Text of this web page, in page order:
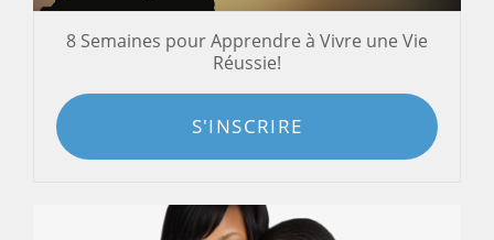
8 Semaines pour Apprendre à Vivre une Vie
Réussie!
S'INSCRIRE